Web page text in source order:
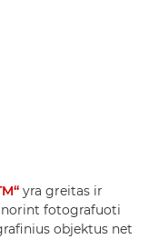
yra greitas ir
norint fotografuoti
objektus net